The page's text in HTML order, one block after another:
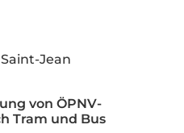
von ÖPNV-
Tram und Bus